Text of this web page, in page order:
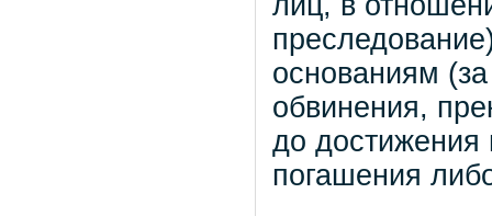
основаниям
обвинения,
до достижения
погашения